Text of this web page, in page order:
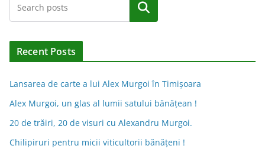
Caută
Recent Posts
Lansarea de carte a lui Alex Murgoi în Timișoara
Alex Murgoi, un glas al lumii satului bănățean !
20 de trăiri, 20 de visuri cu Alexandru Murgoi.
Chilipiruri pentru micii viticultorii bănăţeni !